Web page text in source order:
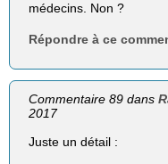
médecins. Non ?
Répondre à ce
Commentaire 89 dans
2017
Juste un détail :